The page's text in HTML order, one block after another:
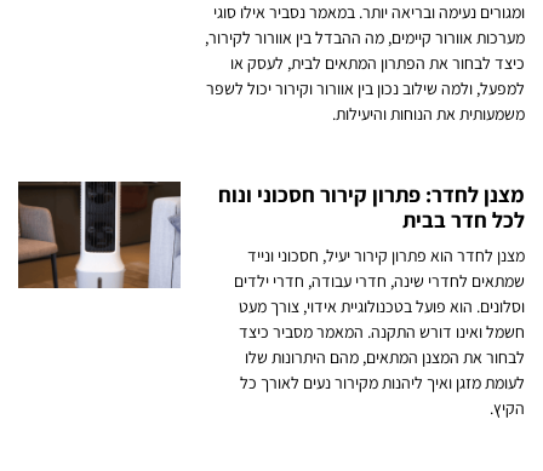
ומגורים נעימה ובריאה יותר. במאמר נסביר אילו סוגי
מערכות אוורור קיימים, מה ההבדל בין אוורור לקירור,
כיצד לבחור את הפתרון המתאים לבית, לעסק או
למפעל, ולמה שילוב נכון בין אוורור וקירור יכול לשפר
משמעותית את הנוחות והיעילות.
מצנן לחדר: פתרון קירור חסכוני ונוח
לכל חדר בבית
מצנן לחדר הוא פתרון קירור יעיל, חסכוני ונייד
שמתאים לחדרי שינה, חדרי עבודה, חדרי ילדים
וסלונים. הוא פועל בטכנולוגיית אידוי, צורך מעט
חשמל ואינו דורש התקנה. המאמר מסביר כיצד
לבחור את המצנן המתאים, מהם היתרונות שלו
לעומת מזגן ואיך ליהנות מקירור נעים לאורך כל
הקיץ.